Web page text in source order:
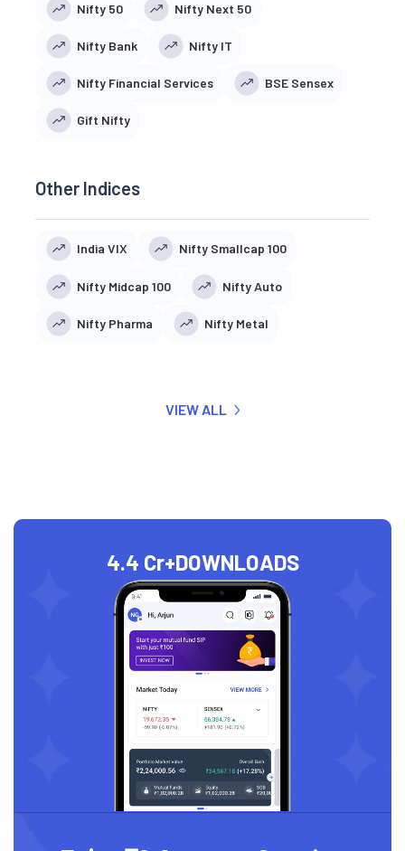
Nifty 50 Nifty Next 50
Nifty Bank Nifty IT
Nifty Financial Services BSE Sensex
Gift Nifty
Other Indices
India VIX Nifty Smallcap 100
Nifty Midcap 100 Nifty Auto
Nifty Pharma Nifty Metal
VIEW ALL
4.4 Cr+DOWNLOADS